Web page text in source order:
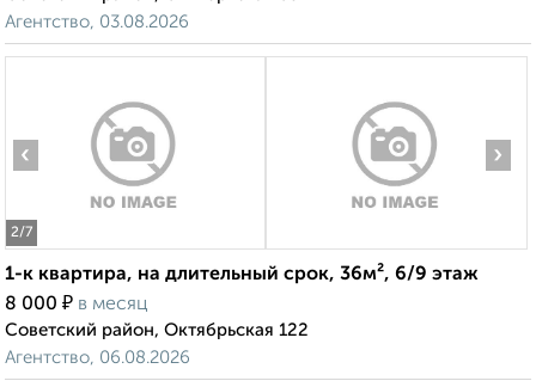
Агентство, 03.08.2026
2/7
‹ ›
1-к квартира, на длительный срок, 36м², 6/9 этаж
8 000 ₽ в месяц
Советский район, Октябрьская 122
Агентство, 06.08.2026